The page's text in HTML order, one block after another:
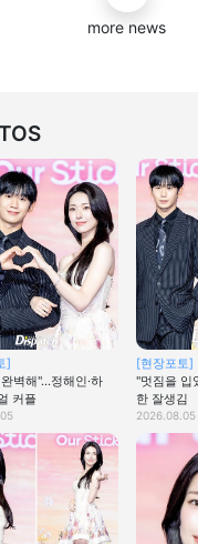
more news
]
벽해"…정해인·하
커플
[현장포토]
"멋짐을 입
한 잘생김
2026.08.05